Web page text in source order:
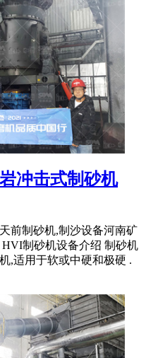
冲击式制砂机
前制砂机,制沙设备河南矿
制砂机设备介绍 制砂机
,适用于软或中硬和极硬 .